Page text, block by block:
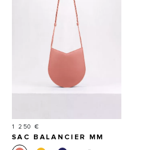
Prix
1 250 €
SAC BALANCIER MM